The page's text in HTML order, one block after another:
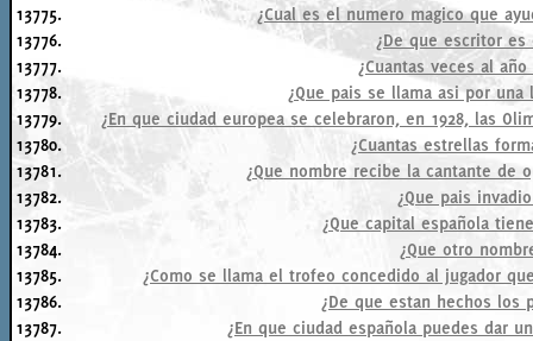
13775.
¿Cual es el numero magico que
13776.
¿De que escritor
13777.
¿Cuantas veces al
13778.
¿Que pais se llama asi por
13779.
¿En que ciudad europea se celebraron, en 1928, las
13780.
¿Cuantas estrellas
13781.
¿Que nombre recibe la cantante de
13782.
¿Que pais
13783.
¿Que capital española
13784.
¿Que otro
13785.
¿Como se llama el trofeo concedido al jugador
13786.
¿De que estan hechos los
13787.
¿En que ciudad española puedes dar